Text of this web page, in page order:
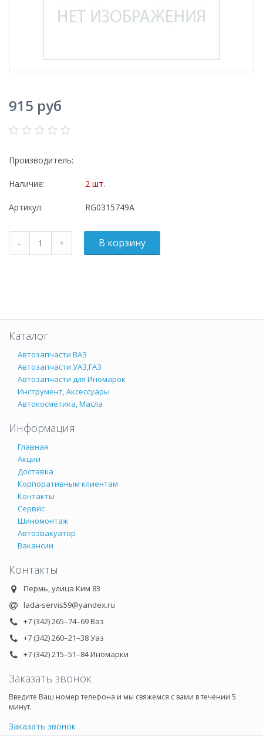
915 руб
Производитель:
Наличие: 2 шт.
Артикул: RG0315749A
Каталог
Автозапчасти ВАЗ
Автозапчасти УАЗ,ГАЗ
Автозапчасти для Иномарок
Инструмент, Аксессуары
Автокосметика, Масла
Информация
Главная
Акции
Доставка
Корпоративным клиентам
Контакты
Сервис
Шиномонтаж
Автоэвакуатор
Вакансии
Контакты
Пермь, улица Ким 83
lada-servis59@yandex.ru
+7 (342) 265–74–69 Ваз
+7 (342) 260–21–38 Уаз
+7 (342) 215–51–84 Иномарки
Заказать звонок
Введите Ваш номер телефона и мы свяжемся с вами в течении 5
минут.
Заказать звонок